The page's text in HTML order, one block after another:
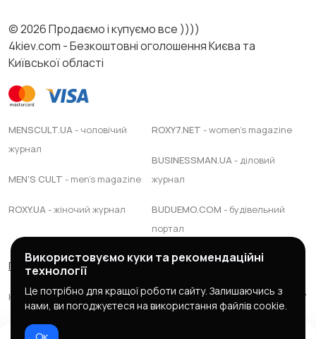
© 2026 Продаємо і купуємо все ))))
4kiev.com - Безкоштовні оголошення Києва та
Київської області
MENSCULT.UA- чоловічий
журнал
MEN'S CULT - men's magazine
ROXY.UA- жіночий журнал
ROXY7.NET - women's magazine
BUSINESSMAN.UA- діловий
журнал
BUDUEMO.COM - будівельний
портал
Правила сервісу Політика конфіденційності
Юридична підтримка Адвокатське обєднання "ЯАС ПАРТНЕРС"
Використовуємо куки та рекомендаційні
технології
Це потрібно для кращої роботи сайту. Залишаючись з
нами, ви погоджуєтеся на використання файлів cookie.